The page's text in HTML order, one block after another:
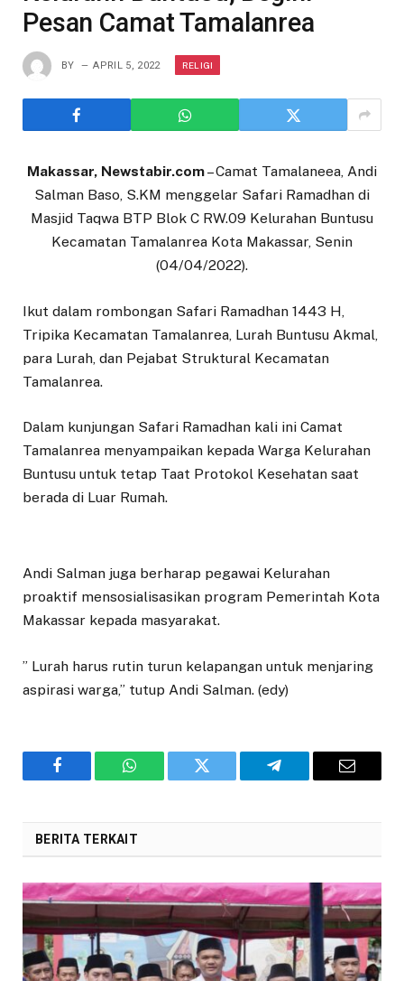
Pesan Camat Tamalanrea
BY APRIL 5, 2022 RELIGI
Makassar, Newstabir.com– Camat Tamalaneea, Andi
Salman Baso, S.KM menggelar Safari Ramadhan di
Masjid Taqwa BTP Blok C RW.09 Kelurahan Buntusu
Kecamatan Tamalanrea Kota Makassar, Senin
(04/04/2022).
Ikut dalam rombongan Safari Ramadhan 1443 H,
Tripika Kecamatan Tamalanrea, Lurah Buntusu Akmal,
para Lurah, dan Pejabat Struktural Kecamatan
Tamalanrea.
Dalam kunjungan Safari Ramadhan kali ini Camat
Tamalanrea menyampaikan kepada Warga Kelurahan
Buntusu untuk tetap Taat Protokol Kesehatan saat
berada di Luar Rumah.
Andi Salman juga berharap pegawai Kelurahan
proaktif mensosialisasikan program Pemerintah Kota
Makassar kepada masyarakat.
” Lurah harus rutin turun kelapangan untuk menjaring
aspirasi warga,” tutup Andi Salman. (edy)
Facebook WhatsAppTwitter Telegram Email
BERITA TERKAIT